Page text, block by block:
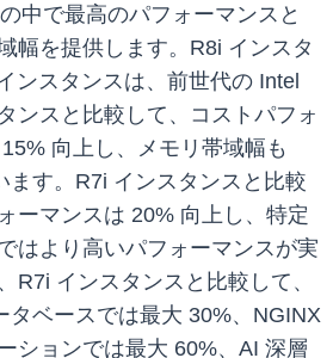
中で最高のパフォーマンスと
幅を提供します。R8i インスタ
ンスタンスは、前世代の Intel
ンスと比較して、コストパフォ
向上し、メモリ帯域幅も
ます。R7i インスタンスと比較
ーマンスは 20% 向上し、特定
はより高いパフォーマンスが実
R7i インスタンスと比較して、
タベースでは最大 30%、NGINX
ションでは最大 60%、AI 深層